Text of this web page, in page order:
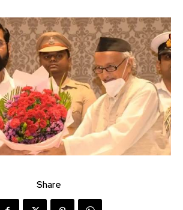
Share